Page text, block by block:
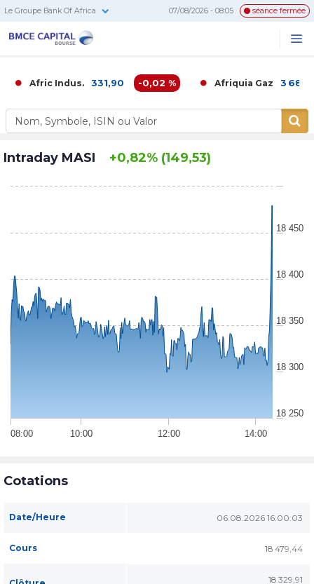
Le Groupe Bank Of Africa 07/08/2026 - 08:05 séance fermée
Afric Indus. 331,90 -0,02 % Afriquia Gaz 3 686,00
Intraday MASI +0,82% (149,53)
10:00 12:00
08:00 14:00
18 250
18 300
18 350
18 400
18 450
Cotations
Date/Heure 06.08.2026 16:00:03
Cours 18 479,44
18 329,91